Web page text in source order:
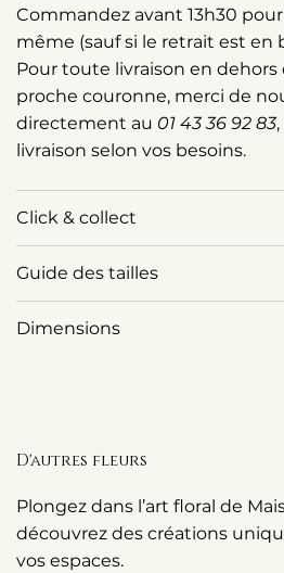
Commandez avant 13h30
même (sauf si le retrait est en
Pour toute livraison en dehors
proche couronne, merci de
directement au 01 43 36 92 83
livraison selon vos besoins.
Click & collect
Guide des tailles
Dimensions
D'autres fleurs
Plongez dans l’art floral de
découvrez des créations
vos espaces.